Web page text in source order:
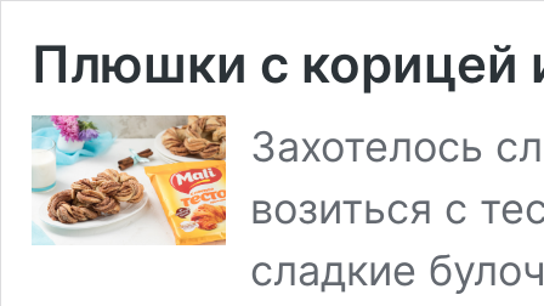
Плюшки с корицей
Захотелось
возиться с
сладкие